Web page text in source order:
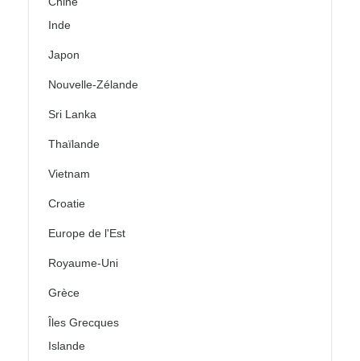
Inde
Japon
Nouvelle-Zélande
Sri Lanka
Thaïlande
Vietnam
Croatie
Europe de l'Est
Royaume-Uni
Grèce
Îles Grecques
Islande